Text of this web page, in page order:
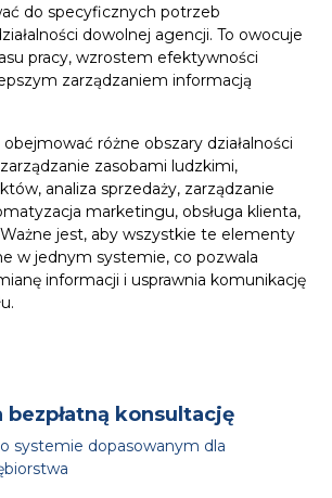
do specyficznych potrzeb
dowolnej agencji. To owocuje
pracy, wzrostem efektywności
zarządzaniem informacją
różne obszary działalności
zasobami ludzkimi,
analiza sprzedaży, zarządzanie
marketingu, obsługa klienta,
jest, aby wszystkie te elementy
w jednym systemie, co pozwala
informacji i usprawnia komunikację
bezpłatną konsultację
systemie dopasowanym dla